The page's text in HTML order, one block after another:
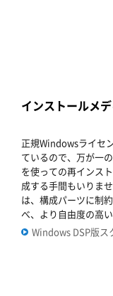
インストールメ
正規Windowsライセ
ているので、万が一
を使っての再インス
成する手間もいりま
は、構成パーツに制
べ、より自由度の高
Windows DSP版ス